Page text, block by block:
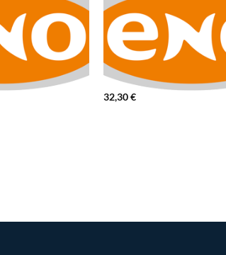
32,30€